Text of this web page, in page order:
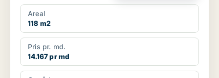
Areal
118 m2
Pris pr. md.
14.167 pr md